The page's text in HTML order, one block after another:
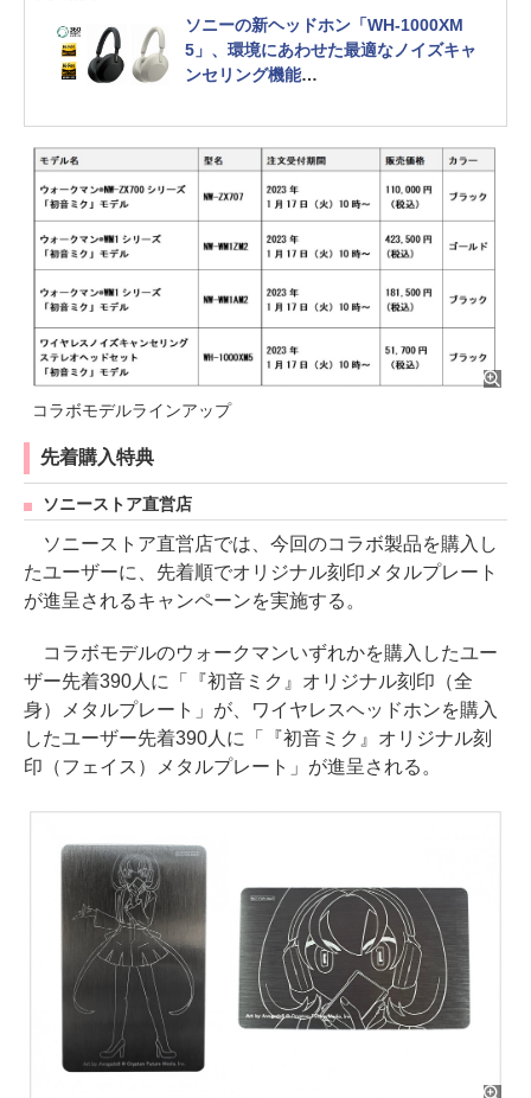
ソニーの新ヘッドホン「WH-1000XM
5」、環境にあわせた最適なノイズキャ
ンセリング機能
を実現
コラボモデルラインアップ
先着購入特典
ソニーストア直営店
ソニーストア直営店では、今回のコラボ製品を購入し
たユーザーに、先着順でオリジナル刻印メタルプレート
が進呈されるキャンペーンを実施する。
コラボモデルのウォークマンいずれかを購入したユー
ザー先着390人に「『初音ミク』オリジナル刻印（全
身）メタルプレート」が、ワイヤレスヘッドホンを購入
したユーザー先着390人に「『初音ミク』オリジナル刻
印（フェイス）メタルプレート」が進呈される。